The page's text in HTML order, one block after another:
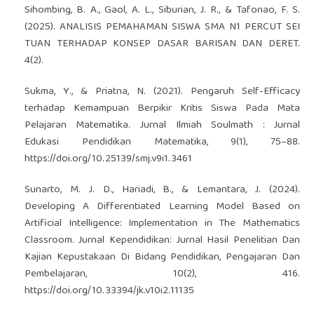
Sihombing, B. A., Gaol, A. L., Siburian, J. R., & Tafonao, F. S.
(2025). ANALISIS PEMAHAMAN SISWA SMA N1 PERCUT SEI
TUAN TERHADAP KONSEP DASAR BARISAN DAN DERET.
4(2).
Sukma, Y., & Priatna, N. (2021). Pengaruh Self-Efficacy
terhadap Kemampuan Berpikir Kritis Siswa Pada Mata
Pelajaran Matematika. Jurnal Ilmiah Soulmath : Jurnal
Edukasi Pendidikan Matematika, 9(1), 75–88.
https://doi.org/10.25139/smj.v9i1.3461
Sunarto, M. J. D., Hariadi, B., & Lemantara, J. (2024).
Developing A Differentiated Learning Model Based on
Artificial Intelligence: Implementation in The Mathematics
Classroom. Jurnal Kependidikan: Jurnal Hasil Penelitian Dan
Kajian Kepustakaan Di Bidang Pendidikan, Pengajaran Dan
Pembelajaran, 10(2), 416.
https://doi.org/10.33394/jk.v10i2.11135